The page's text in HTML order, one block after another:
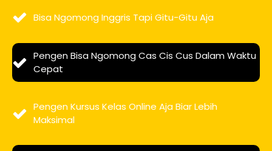
Bisa Ngomong Inggris Tapi Gitu-Gitu Aja
Pengen Bisa Ngomong Cas Cis Cus Dalam Waktu
Cepat
Pengen Kursus Kelas Online Aja Biar Lebih
Maksimal